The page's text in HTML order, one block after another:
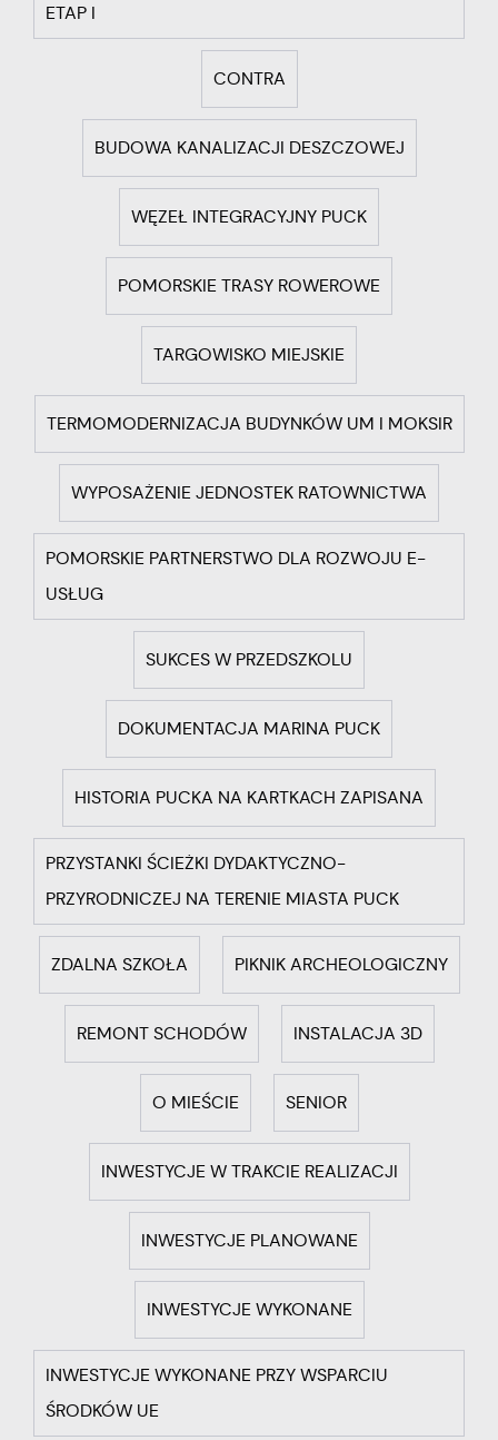
ETAP I
CONTRA
BUDOWA KANALIZACJI DESZCZOWEJ
WĘZEŁ INTEGRACYJNY PUCK
POMORSKIE TRASY ROWEROWE
TARGOWISKO MIEJSKIE
TERMOMODERNIZACJA BUDYNKÓW UM I MOKSIR
WYPOSAŻENIE JEDNOSTEK RATOWNICTWA
POMORSKIE PARTNERSTWO DLA ROZWOJU E-
USŁUG
SUKCES W PRZEDSZKOLU
DOKUMENTACJA MARINA PUCK
HISTORIA PUCKA NA KARTKACH ZAPISANA
PRZYSTANKI ŚCIEŻKI DYDAKTYCZNO-
PRZYRODNICZEJ NA TERENIE MIASTA PUCK
ZDALNA SZKOŁA PIKNIK ARCHEOLOGICZNY
REMONT SCHODÓW INSTALACJA 3D
O MIEŚCIE SENIOR
INWESTYCJE W TRAKCIE REALIZACJI
INWESTYCJE PLANOWANE
INWESTYCJE WYKONANE
INWESTYCJE WYKONANE PRZY WSPARCIU
ŚRODKÓW UE